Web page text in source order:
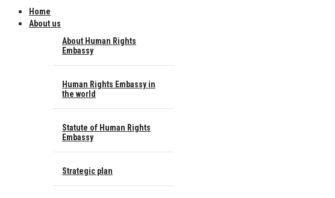
Home
About us
About Human Rights
Embassy
Human Rights Embassy in
the world
Statute of Human Rights
Embassy
Strategic plan